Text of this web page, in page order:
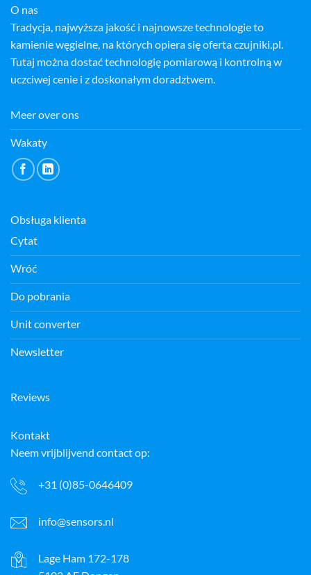
O nas
Tradycja, najwyższa jakość i najnowsze technologie to
kamienie węgielne, na których opiera się oferta czujniki.pl.
Tutaj można dostać technologię pomiarową i kontrolną w
uczciwej cenie i z doskonałym doradztwem.
Meer over ons
Wakaty
Obsługa klienta
Cytat
Wróć
Do pobrania
Unit converter
Newsletter
Reviews
Kontakt
Neem vrijblijvend contact op:
+31 (0)85-0646409
info@sensors.nl
Lage Ham 172-178